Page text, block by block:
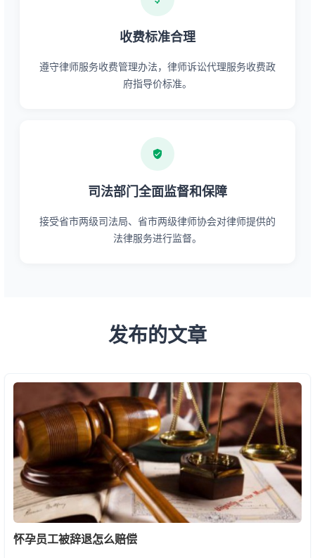
收费标准合理
遵守律师服务收费管理办法，律师诉讼代理服务收费政
府指导价标准。
司法部门全面监督和保障
接受省市两级司法局、省市两级律师协会对律师提供的
法律服务进行监督。
发布的文章
怀孕员工被辞退怎么赔偿